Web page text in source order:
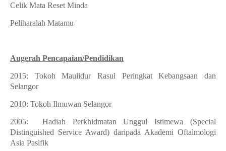
Celik Mata Reset Minda
Peliharalah Matamu
Augerah Pencapaian/Pendidikan
2015: Tokoh Maulidur Rasul Peringkat Kebangsaan dan
Selangor
2010: Tokoh Ilmuwan Selangor
2005:
Hadiah Perkhidmatan Unggul Istimewa (Special
Distinguished Service Award) daripada Akademi Oftalmologi
Asia Pasifik